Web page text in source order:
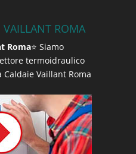
VAILLANT ROMA
Roma⭐ Siamo
termoidraulico
Vaillant Roma